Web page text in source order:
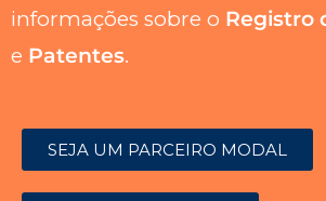
informações sobre o Registro
e Patentes.
SEJA UM PARCEIRO MODAL